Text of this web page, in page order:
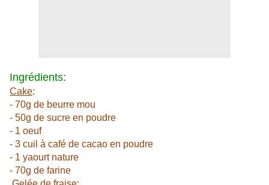
Ingrédients:
Cake:
- 70g de beurre mou
- 50g de sucre en poudre
- 1 oeuf
- 3 cuil à café de cacao en poudre
- 1 yaourt nature
- 70g de farine